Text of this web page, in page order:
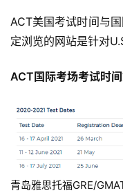
ACT美国考试时间与
定浏览的网站是针对
ACT国际考场考试时间
青岛雅思托福GRE/